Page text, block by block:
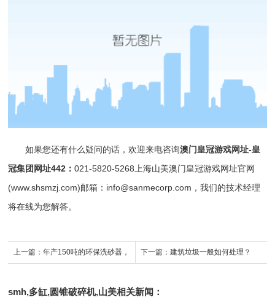
如果您还有什么疑问的话，欢迎来电咨询澳门皇冠游戏网址-皇
冠集团网址442 ：021-5820-5268上海山美澳门皇冠游戏网址官网
(www.shsmzj.com)邮箱： info@sanmecorp.com ，我们的技术经理
将在线为您解答。
上一篇： 年产150吨的环保洗砂器， 下一篇：建筑垃圾一般如何处理？
smh,多缸,圆锥破碎机,山美相关新闻：